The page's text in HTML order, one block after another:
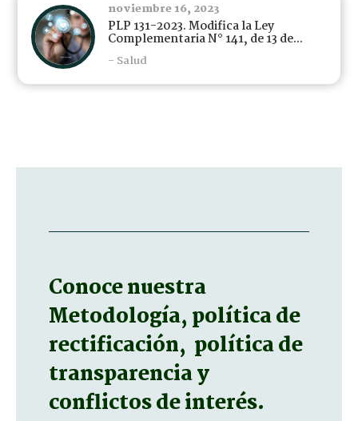
noviembre 16, 2023
PLP 131-2023. Modifica la Ley
Complementaria N° 141, de 13 de...
- Salud
Conoce nuestra
Metodología, política de
rectificación, política de
transparencia y
conflictos de interés.